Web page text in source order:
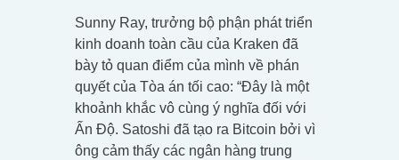
Sunny Ray, trưởng bộ phận phát triển
kinh doanh toàn cầu của Kraken đã
bày tỏ quan điểm ​​của mình về phán
quyết của Tòa án tối cao: “Đây là một
khoảnh khắc vô cùng ý nghĩa đối với
Ấn Độ. Satoshi đã tạo ra Bitcoin bởi vì
ông cảm thấy các ngân hàng trung